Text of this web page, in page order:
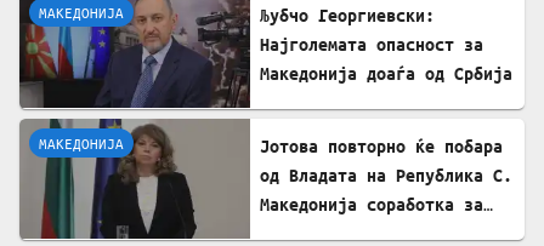
МАКЕДОНИЈА
Љубчо Георгиевски:
Најголемата опасност за
Македонија доаѓа од Србија
МАКЕДОНИЈА
Јотова повторно ќе побара
од Владата на Република С.
Македонија соработка за